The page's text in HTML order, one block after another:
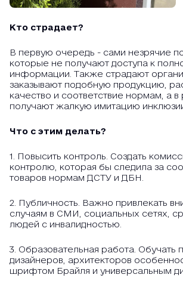
Кто страдает?
В первую очередь - сами незрячие
которые не получают доступа к
информации. Также страдают
заказывают подобную продукцию,
качество и соответствие нормам, а в
получают жалкую имитацию
Что с этим делать?
1. Повысить контроль. Создать
контролю, которая бы следила за
товаров нормам ДСТУ и ДБН.
2. Публичность. Важно привлекать
случаям в СМИ, социальных сетях,
людей с инвалидностью.
3. Образовательная работа. Обучать
дизайнеров, архитекторов
шрифтом Брайля и универсальным